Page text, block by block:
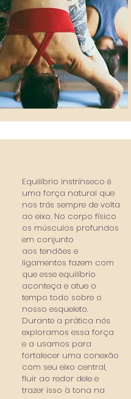
Equilíbrio instrínseco é
uma força natural que
nos trás sempre de volta
ao eixo. No corpo físico
os músculos profundos
em conjunto
aos tendões e
ligamentos fazem com
que esse equilíbrio
aconteça e atue o
tempo todo sobre o
nosso esqueleto.
Durante a prática nós
exploramos essa força
e a usamos para
fortalecer uma conexão
com seu eixo central,
fluir ao redor dele e
trazer isso à tona na